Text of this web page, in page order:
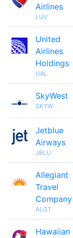
Airlines
LUV
United
Airlines
Holdings
UAL
SkyWest
SKYW
Jetblue
Airways
JBLU
Allegiant
Travel
Company
ALGT
Hawaiian